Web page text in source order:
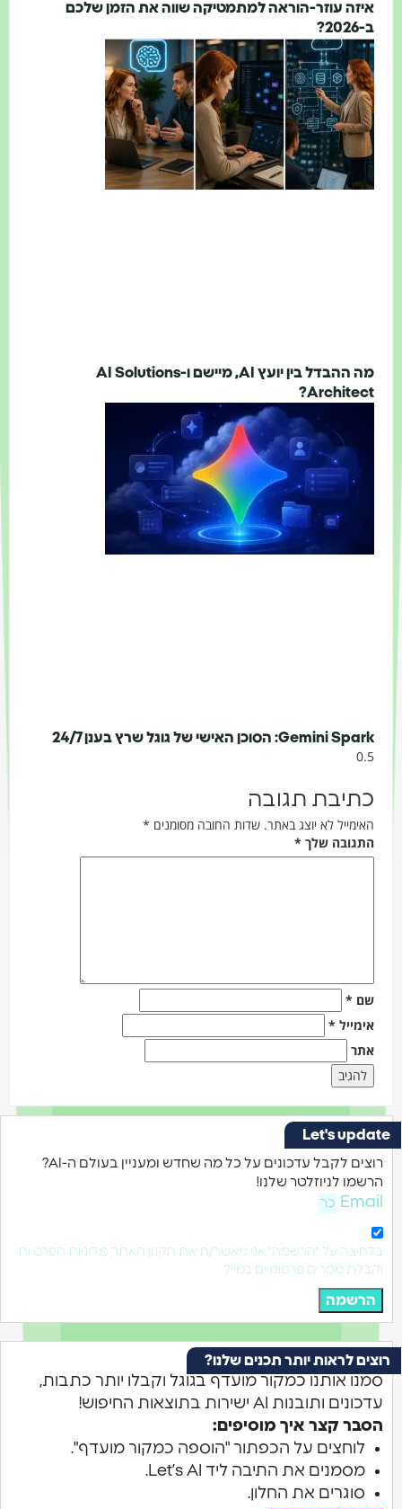
איזה עוזר-הוראה למתמטיקה שווה את הזמן שלכם
ב-2026?
מה ההבדל בין יועץ AI, מיישם ו-AI Solutions
Architect?
Gemini Spark: הסוכן האישי של גוגל שרץ בענן 24/7
כתיבת תגובה
האימייל לא יוצג באתר. שדות החובה מסומנים*
התגובה שלך*
שם*
אימייל*
אתר
Let's update
רוצים לקבל עדכונים על כל מה שחדש ומעניין בעולם ה-AI?
הרשמו לניוזלטר שלנו!
Email
בלחיצה על "הרשמה" אני מאשר/ת את תקנון האתר, מדיניות הפרטיות
וקבלת מסרים פרסומיים במייל
הרשמה
רוצים לראות יותר תכנים שלנו?
סמנו אותנו כמקור מועדף בגוגל וקבלו יותר כתבות,
עדכונים ותובנות AI ישירות בתוצאות החיפוש!
הסבר קצר איך מוסיפים:
לוחצים על הכפתור "הוספה כמקור מועדף".
מסמנים את התיבה ליד Let’s AI.
סוגרים את החלון.